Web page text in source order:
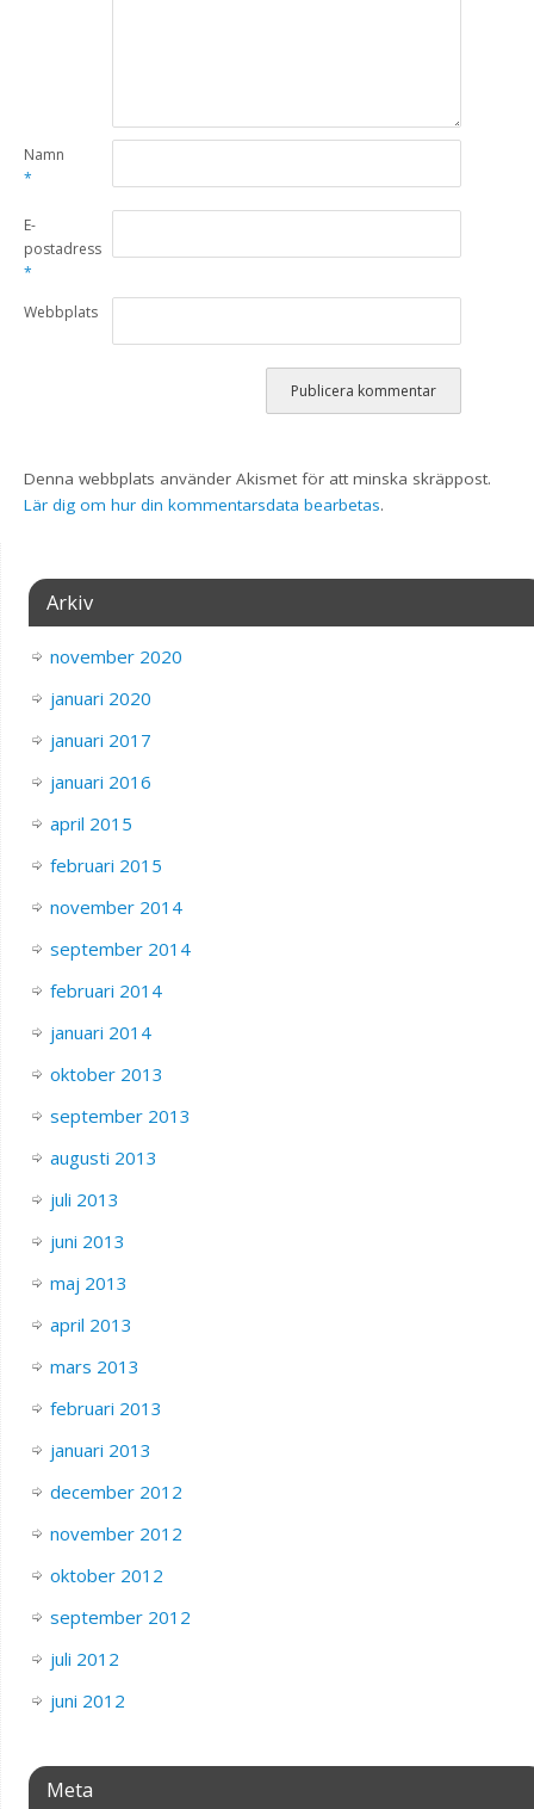
Namn
*
E-
postadress
*
Webbplats
Denna webbplats använder Akismet för att minska skräppost.
Lär dig om hur din kommentarsdata bearbetas.
Arkiv
november 2020
januari 2020
januari 2017
januari 2016
april 2015
februari 2015
november 2014
september 2014
februari 2014
januari 2014
oktober 2013
september 2013
augusti 2013
juli 2013
juni 2013
maj 2013
april 2013
mars 2013
februari 2013
januari 2013
december 2012
november 2012
oktober 2012
september 2012
juli 2012
juni 2012
Meta